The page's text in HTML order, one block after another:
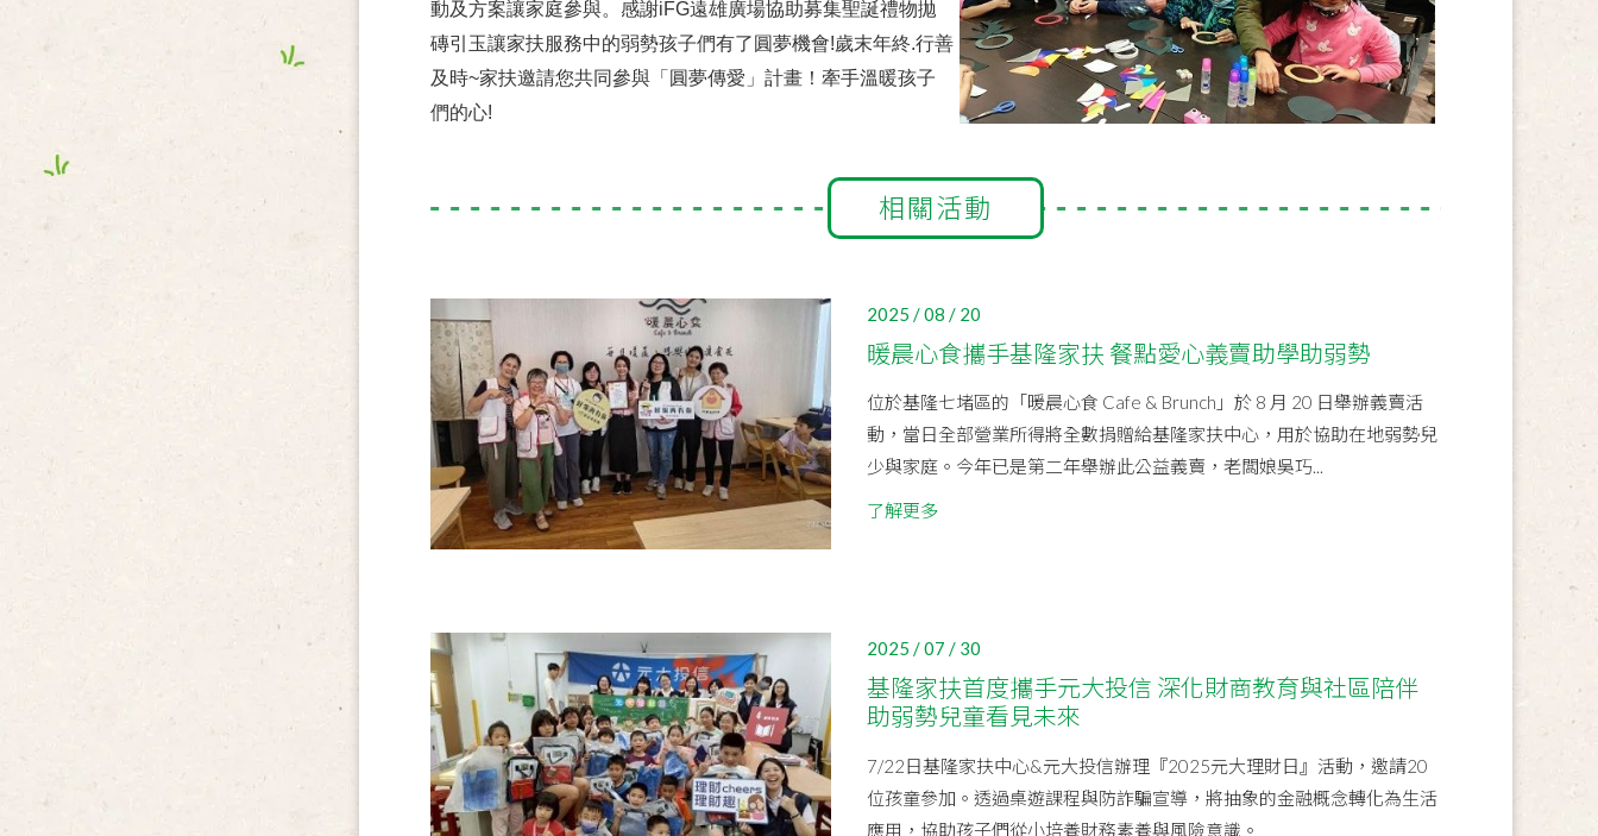
動及方案讓家庭參與。感謝iFG遠雄廣場協助募集聖誕禮物拋
磚引玉讓家扶服務中的弱勢孩子們有了圓夢機會!歲末年終.行善
及時~家扶邀請您共同參與「圓夢傳愛」計畫！牽手溫暖孩子
們的心!
相關活動
2025 / 08 / 20
暖晨心食攜手基隆家扶 餐點愛心義賣助學助弱勢
位於基隆七堵區的「暖晨心食 Cafe & Brunch」於 8 月 20 日舉辦義賣活
動，當日全部營業所得將全數捐贈給基隆家扶中心，用於協助在地弱勢兒
少與家庭。今年已是第二年舉辦此公益義賣，老闆娘吳巧...
了解更多
2025 / 07 / 30
基隆家扶首度攜手元大投信 深化財商教育與社區陪伴
助弱勢兒童看見未來
7/22日基隆家扶中心&元大投信辦理『2025元大理財日』活動，邀請20
位孩童參加。透過桌遊課程與防詐騙宣導，將抽象的金融概念轉化為生活
應用，協助孩子們從小培養財務素養與風險意識。